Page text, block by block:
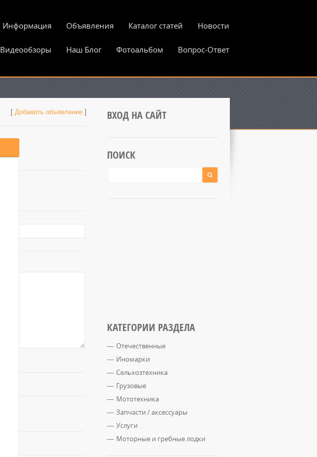
Информация Объявления Каталог статей Новости
Видеообзоры Наш Блог Фотоальбом Вопрос-Ответ
[ Добавить объявление ] ВХОД НА САЙТ
ПОИСК
КАТЕГОРИИ РАЗДЕЛА
Отечественные
Иномарки
Сельхозтехника
Грузовые
Мототехника
Запчасти / аксессуары
Услуги
Моторные и гребные лодки